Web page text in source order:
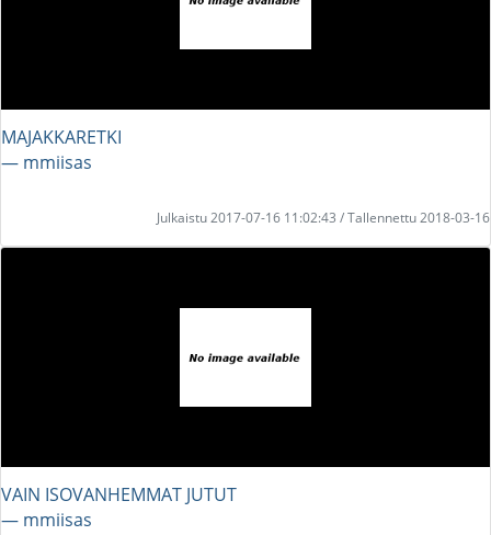
MAJAKKARETKI
― mmiisas
Julkaistu 2017-07-16 11:02:43 / Tallennettu 2018-03-16
VAIN ISOVANHEMMAT JUTUT
― mmiisas